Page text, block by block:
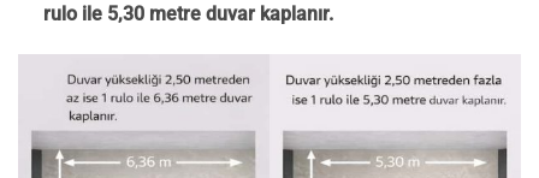
rulo ile 5,30 metre duvar kaplanır.